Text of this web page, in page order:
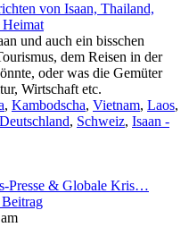
von Isaan, Thailand,
Heimat
und auch ein bisschen
dem Reisen in der
oder was die Gemüter
Wirtschaft etc.
, Kambodscha, Vietnam, Laos,
Deutschland, Schweiz, Isaan -
Presse & Globale Kris…